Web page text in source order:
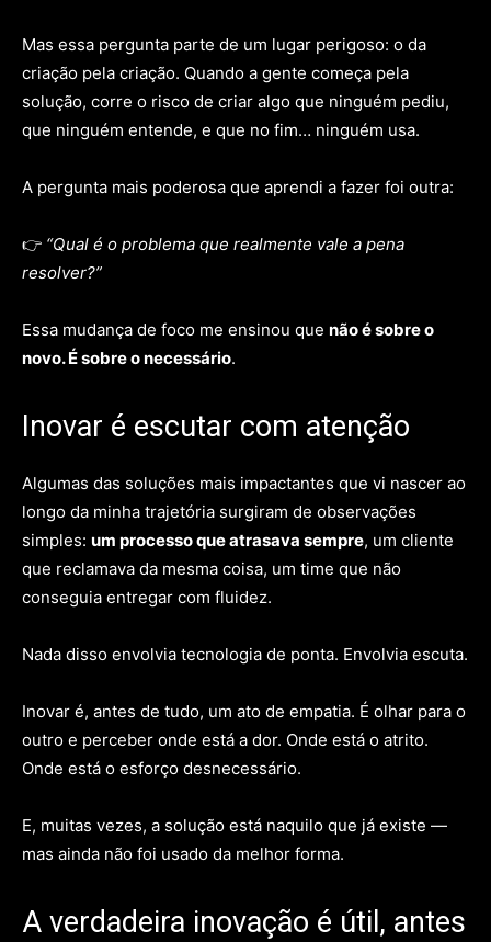
Mas essa pergunta parte de um lugar perigoso: o da
criação pela criação. Quando a gente começa pela
solução, corre o risco de criar algo que ninguém pediu,
que ninguém entende, e que no fim… ninguém usa.
A pergunta mais poderosa que aprendi a fazer foi outra:
👉 “Qual é o problema que realmente vale a pena
resolver?”
Essa mudança de foco me ensinou que não é sobre o
novo. É sobre o necessário.
Inovar é escutar com atenção
Algumas das soluções mais impactantes que vi nascer ao
longo da minha trajetória surgiram de observações
simples: um processo que atrasava sempre, um cliente
que reclamava da mesma coisa, um time que não
conseguia entregar com fluidez.
Nada disso envolvia tecnologia de ponta. Envolvia escuta.
Inovar é, antes de tudo, um ato de empatia. É olhar para o
outro e perceber onde está a dor. Onde está o atrito.
Onde está o esforço desnecessário.
E, muitas vezes, a solução está naquilo que já existe —
mas ainda não foi usado da melhor forma.
A verdadeira inovação é útil, antes